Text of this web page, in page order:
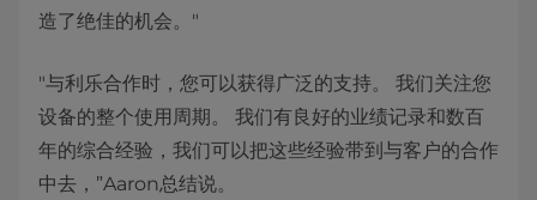
造了绝佳的机会。"
"与利乐合作时，您可以获得广泛的支持。 我们关注您
设备的整个使用周期。 我们有良好的业绩记录和数百
年的综合经验，我们可以把这些经验带到与客户的合作
中去，”Aaron总结说。